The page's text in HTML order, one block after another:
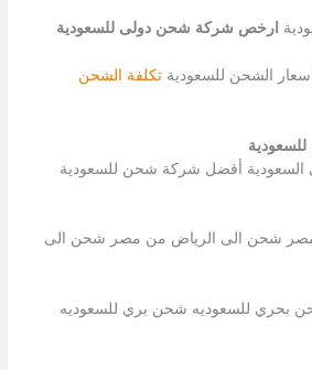
ارخص شركة شحن دولى للسعودية
الشحن للسعوديةتكلفة الشحن
أفضل شركة شحن للسعودية
شحن الى الرياض من مصر شحن الى
بحري للسعوديه شحن بري للسعوديه